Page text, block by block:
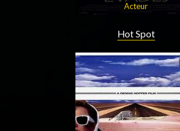
Acteur
Hot Spot